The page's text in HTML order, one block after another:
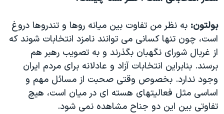
بولتون: به نظر من تفاوت بین میانه روها و تندروها دروغ
است، چون تنها کسانی می توانند نامزد انتخابات شوند که
از غربال شورای نگهبان بگذرند و به تصویب رهبر هم
برسند. بنابراین انتخابات آزاد و عادلانه برای مردم ایران
وجود ندارد. بخصوص وقتی صحبت از مسائل مهم و
اساسی مثل فعالیتهای هسته ای در میان است، هیچ
تفاوتی بین این دو جناح مشاهده نمی شود.